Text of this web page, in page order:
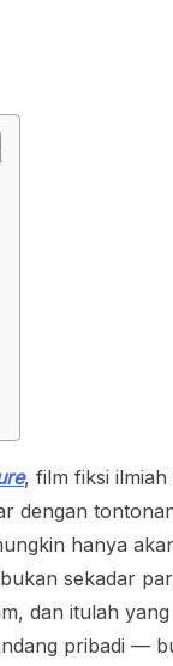
, film fiksi
dengan
hanya
sekadar
dan itulah
pribadi —